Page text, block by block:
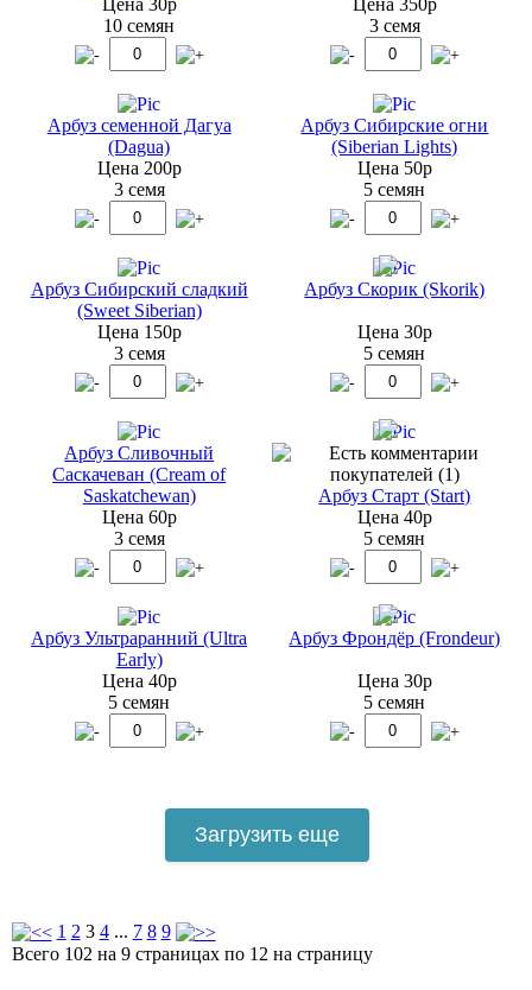
Цена 30р
10 семян
Цена 350р
3 семя
Арбуз семенной Дагуа
(Dagua)
Цена 200р
3 семя
Арбуз Сибирские огни
(Siberian Lights)
Цена 50р
5 семян
Арбуз Сибирский сладкий
(Sweet Siberian)
Цена 150р
3 семя
Арбуз Скорик (Skorik)
Цена 30р
5 семян
Арбуз Сливочный
Саскачеван (Cream of
Saskatchewan)
Цена 60р
3 семя
Арбуз Старт (Start)
Цена 40р
5 семян
Арбуз Ультраранний (Ultra
Early)
Цена 40р
5 семян
Арбуз Фрондёр (Frondeur)
Цена 30р
5 семян
Загрузить еще
1 2 3 4 ... 7 8 9
Всего 102 на 9 страницах по 12 на страницу